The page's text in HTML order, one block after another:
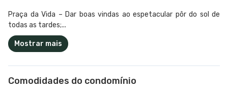
Praça da Vida – Dar boas vindas ao espetacular pôr do sol de
todas as tardes;...
Mostrar mais
Comodidades do condomínio